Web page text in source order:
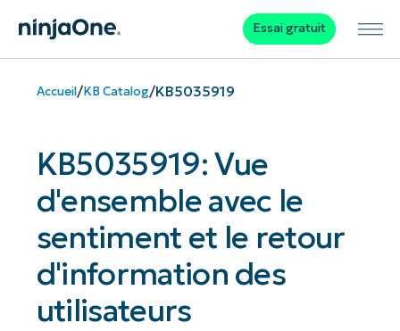
Essai gratuit
Accueil/KB Catalog/KB5035919
KB5035919: Vue
d'ensemble avec le
sentiment et le retour
d'information des
utilisateurs